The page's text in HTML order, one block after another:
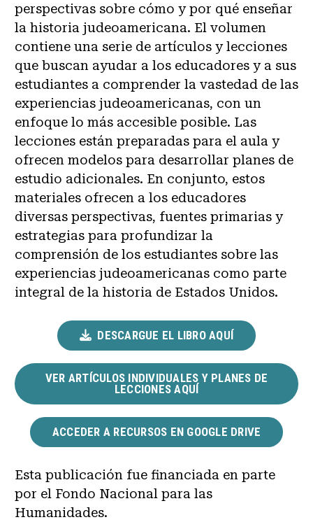
perspectivas sobre cómo y por qué enseñar
la historia judeoamericana. El volumen
contiene una serie de artículos y lecciones
que buscan ayudar a los educadores y a sus
estudiantes a comprender la vastedad de las
experiencias judeoamericanas, con un
enfoque lo más accesible posible. Las
lecciones están preparadas para el aula y
ofrecen modelos para desarrollar planes de
estudio adicionales. En conjunto, estos
materiales ofrecen a los educadores
diversas perspectivas, fuentes primarias y
estrategias para profundizar la
comprensión de los estudiantes sobre las
experiencias judeoamericanas como parte
integral de la historia de Estados Unidos.
DESCARGUE EL LIBRO AQUÍ
VER ARTÍCULOS INDIVIDUALES Y PLANES DE
LECCIONES AQUÍ
ACCEDER A RECURSOS EN GOOGLE DRIVE
Esta publicación fue financiada en parte
por el Fondo Nacional para las
Humanidades.